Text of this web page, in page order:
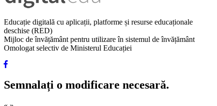
Educație digitală cu aplicații, platforme și resurse educaționale
deschise (RED)
Mijloc de învățământ pentru utilizare în sistemul de învățământ
Omologat selectiv de Ministerul Educației
Semnalați o modificare necesară.